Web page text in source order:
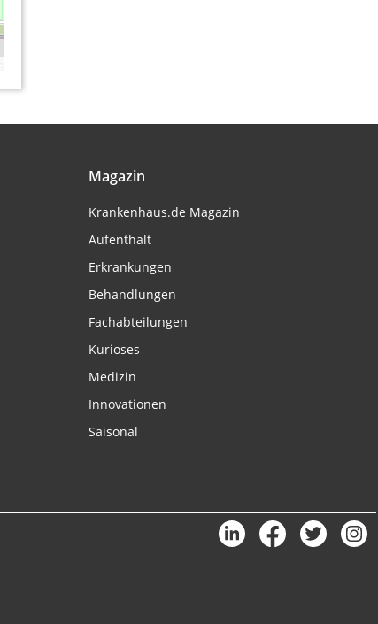
Magazin
Krankenhaus.de Magazin
Aufenthalt
Erkrankungen
Behandlungen
Fachabteilungen
Kurioses
Medizin
Innovationen
Saisonal